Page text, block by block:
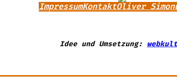
ImpressumKontaktOliver Simon
Idee und Umsetzung: